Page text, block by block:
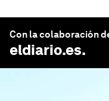
Con la colaboración
eldiario.es.